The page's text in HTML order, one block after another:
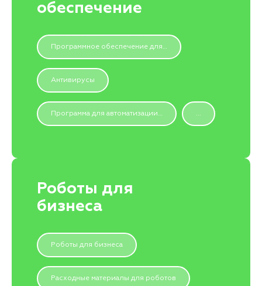
обеспечение
Программное обеспечение для…
Антивирусы
Программа для автоматизации… ...
Роботы для
бизнеса
Роботы для бизнеса
Расходные материалы для роботов